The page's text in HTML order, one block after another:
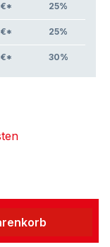
€* 25%
€* 25%
€* 30%